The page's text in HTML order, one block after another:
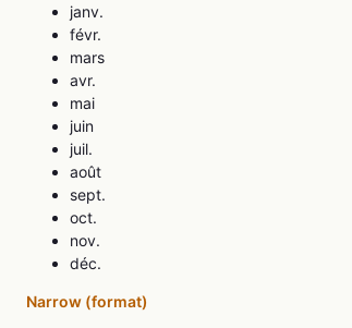
janv.
févr.
mars
avr.
mai
juin
juil.
août
sept.
oct.
nov.
déc.
Narrow (format)